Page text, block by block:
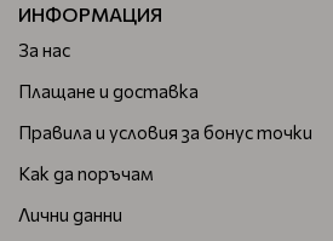
ИНФОРМАЦИЯ
За нас
Плащане и доставка
Правила и условия за бонус точки
Как да поръчам
Лични данни